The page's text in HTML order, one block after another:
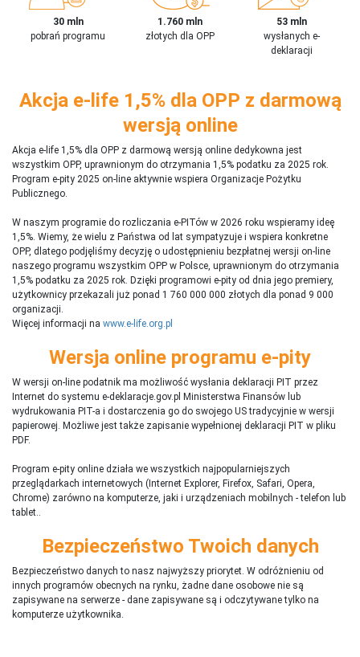
30 mln
pobrań programu
1.760 mln
złotych dla OPP
53 mln
wysłanych e-
deklaracji
Akcja e-life 1,5% dla OPP z darmową
wersją online
Akcja e-life 1,5% dla OPP z darmową wersją online dedykowna jest
wszystkim OPP, uprawnionym do otrzymania 1,5% podatku za 2025 rok.
Program e-pity 2025 on-line aktywnie wspiera Organizacje Pożytku
Publicznego.
W naszym programie do rozliczania e-PITów w 2026 roku wspieramy ideę
1,5%. Wiemy, że wielu z Państwa od lat sympatyzuje i wspiera konkretne
OPP, dlatego podjęliśmy decyzję o udostępnieniu bezpłatnej wersji on-line
naszego programu wszystkim OPP w Polsce, uprawnionym do otrzymania
1,5% podatku za 2025 rok. Dzięki programowi e-pity od dnia jego premiery,
użytkownicy przekazali już ponad 1 760 000 000 złotych dla ponad 9 000
organizacji.
Więcej informacji na www.e-life.org.pl
Wersja online programu e-pity
W wersji on-line podatnik ma możliwość wysłania deklaracji PIT przez
Internet do systemu e-deklaracje.gov.pl Ministerstwa Finansów lub
wydrukowania PIT-a i dostarczenia go do swojego US tradycyjnie w wersji
papierowej. Możliwe jest także zapisanie wypełnionej deklaracji PIT w pliku
PDF.
Program e-pity online działa we wszystkich najpopularniejszych
przeglądarkach internetowych (Internet Explorer, Firefox, Safari, Opera,
Chrome) zarówno na komputerze, jaki i urządzeniach mobilnych - telefon lub
tablet..
Bezpieczeństwo Twoich danych
Bezpieczeństwo danych to nasz najwyższy priorytet. W odróżnieniu od
innych programów obecnych na rynku, żadne dane osobowe nie są
zapisywane na serwerze - dane zapisywane są i odczytywane tylko na
komputerze użytkownika.